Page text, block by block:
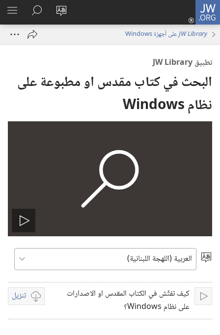
JW.ORG
تغيير
الموقع
تسجيل
الدخول
نافذة
البحث
في
JW.ORG
JW Libraryعلى أجهزة Windows
تطبيق JW Library
البحث في كتاب مقدس او مطبوعة على
نظام Windows
Play
video
اختر
تشغيل
‏‫كيف تفتِّش في الكتاب المقدس او الاصدارات
على نظام‏ ‏Windows‏‫؟
تنزيلخيارات
تنزيل